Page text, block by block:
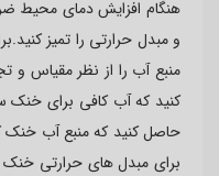
هنگام افزایش دمای محیط
و مبدل حرارتی را تمیز
منبع آب را از نظر مقیاس و
کنید که آب کافی برای
حاصل کنید که منبع آب
برای مبدل های حرارتی خنک